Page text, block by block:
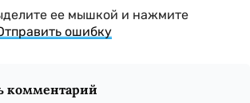
ее мышкой и нажмите
ошибку
комментарий